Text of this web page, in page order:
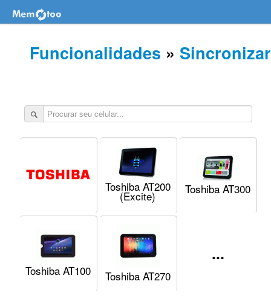
Funcionalidades »
Toshiba AT200
(Excite) Toshiba AT300
Toshiba AT100 Toshiba AT270
...